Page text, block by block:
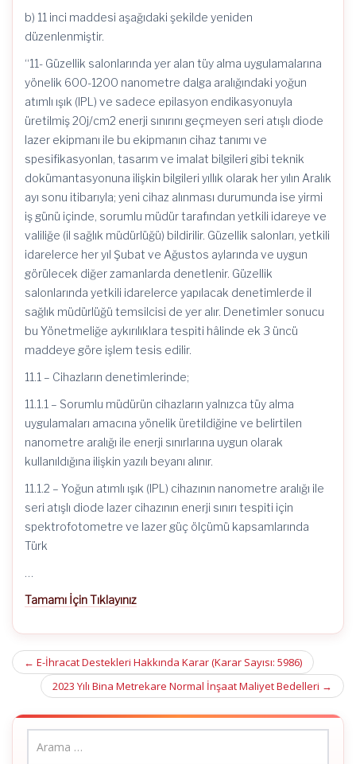
b) 11 inci maddesi aşağıdaki şekilde yeniden
düzenlenmiştir.
“11- Güzellik salonlarında yer alan tüy alma uygulamalarına
yönelik 600-1200 nanometre dalga aralığındaki yoğun
atımlı ışık (IPL) ve sadece epilasyon endikasyonuyla
üretilmiş 20j/cm2 enerji sınırını geçmeyen seri atışlı diode
lazer ekipmanı ile bu ekipmanın cihaz tanımı ve
spesifikasyonlan, tasarım ve imalat bilgileri gibi teknik
dokümantasyonuna ilişkin bilgileri yıllık olarak her yılın Aralık
ayı sonu itibarıyla; yeni cihaz alınması durumunda ise yirmi
iş günü içinde, sorumlu müdür tarafından yetkili idareye ve
valiliğe (il sağlık müdürlüğü) bildirilir. Güzellik salonları, yetkili
idarelerce her yıl Şubat ve Ağustos aylarında ve uygun
görülecek diğer zamanlarda denetlenir. Güzellik
salonlarında yetkili idarelerce yapılacak denetimlerde il
sağlık müdürlüğü temsilcisi de yer alır. Denetimler sonucu
bu Yönetmeliğe aykırılıklara tespiti hâlinde ek 3 üncü
maddeye göre işlem tesis edilir.
11.1 – Cihazların denetimlerinde;
11.1.1 – Sorumlu müdürün cihazların yalnızca tüy alma
uygulamaları amacına yönelik üretildiğine ve belirtilen
nanometre aralığı ile enerji sınırlarına uygun olarak
kullanıldığına ilişkin yazılı beyanı alınır.
11.1.2 – Yoğun atımlı ışık (IPL) cihazının nanometre aralığı ile
seri atışlı diode lazer cihazının enerji sınırı tespiti için
spektrofotometre ve lazer güç ölçümü kapsamlarında
Türk
…
Tamamı İçin Tıklayınız
Post
navigation
← E-İhracat Destekleri Hakkında Karar (Karar Sayısı: 5986)
2023 Yılı Bina Metrekare Normal İnşaat Maliyet Bedelleri →